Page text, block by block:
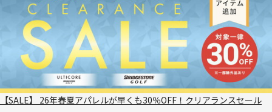
【SALE】 26年春夏アパレルが早くも30％OFF！クリアランスセール